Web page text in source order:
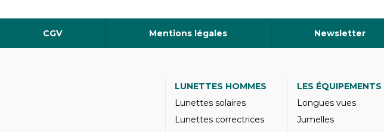
CGV Mentions légales Newsletter
LUNETTES HOMMES
Lunettes solaires
Lunettes correctrices
LES ÉQUIPEMENTS
Longues vues
Jumelles